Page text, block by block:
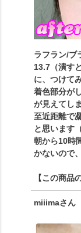
ラフラン/ブ
13.7（潰す
に、つけて
着色部分が
が見えてし
至近距離で
と思います
朝から10時
かないので
【この商品
miiimaさん